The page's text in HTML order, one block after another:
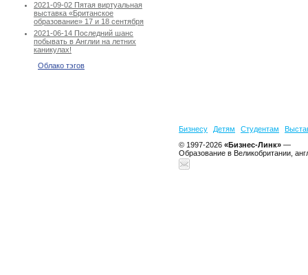
2021-09-02 Пятая виртуальная
выставка «Британское
образование» 17 и 18 сентября
2021-06-14 Последний шанс
побывать в Англии на летних
каникулах!
Облако тэгов
Бизнесу Детям Студентам
© 1997-2026 «Бизнес-Линк» —
Образование в Великобритании,